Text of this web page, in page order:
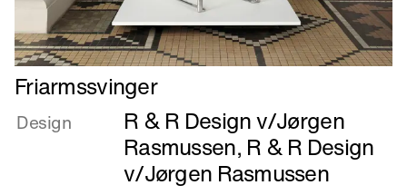
Læs
mere
om
Friarmssvinger
Design
R & R Design v/Jørgen
Rasmussen, R & R Design
v/Jørgen Rasmussen